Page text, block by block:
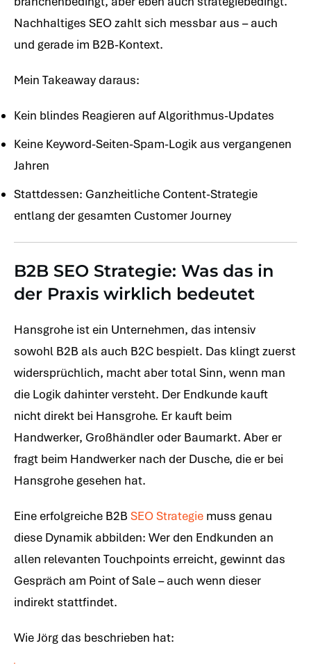
Nachhaltiges SEO zahlt sich messbar aus – auch
und gerade im B2B-Kontext.
Mein Takeaway daraus:
Kein blindes Reagieren auf Algorithmus-Updates
Keine Keyword-Seiten-Spam-Logik aus vergangenen
Jahren
Stattdessen: Ganzheitliche Content-Strategie
entlang der gesamten Customer Journey
B2B SEO Strategie: Was das in
der Praxis wirklich bedeutet
Hansgrohe ist ein Unternehmen, das intensiv
sowohl B2B als auch B2C bespielt. Das klingt zuerst
widersprüchlich, macht aber total Sinn, wenn man
die Logik dahinter versteht. Der Endkunde kauft
nicht direkt bei Hansgrohe. Er kauft beim
Handwerker, Großhändler oder Baumarkt. Aber er
fragt beim Handwerker nach der Dusche, die er bei
Hansgrohe gesehen hat.
Eine erfolgreiche B2B SEO Strategie muss genau
diese Dynamik abbilden: Wer den Endkunden an
allen relevanten Touchpoints erreicht, gewinnt das
Gespräch am Point of Sale – auch wenn dieser
indirekt stattfindet.
Wie Jörg das beschrieben hat: